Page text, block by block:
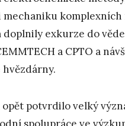
mechaniku komplexních
doplnily exkurze do
a CPTO a
opět potvrdilo velký